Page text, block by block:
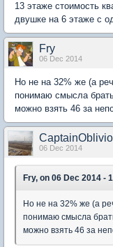
13 этаже стоимость
двушке на 6 этаже с
Fry
06 Dec 2014
Но не на 32% же (а
понимаю смысла
можно взять 46 за
06 Dec 2014
Fry, on 06 Dec 2014 -
Но не на 32% же (а
понимаю смысла
можно взять 46 за